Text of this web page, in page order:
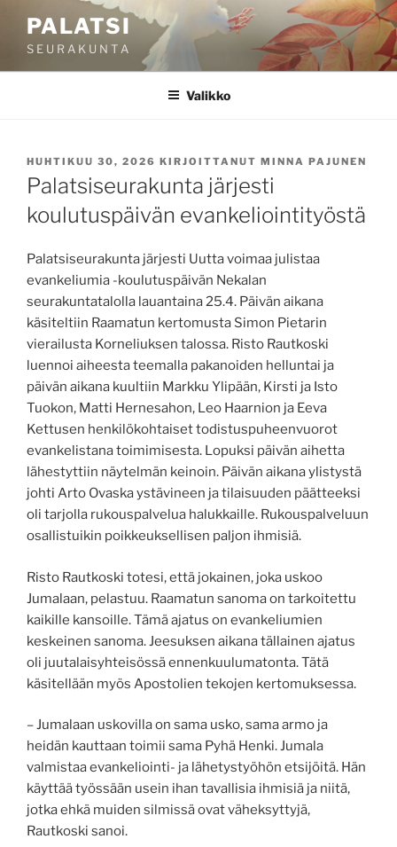
sisältöön
PALATSI
S E U R A K U N T A
Valikko
JULKAISTU
HUHTIKUU 30, 2026 KIRJOITTANUT MINNA PAJUNEN
Palatsiseurakunta järjesti
koulutuspäivän evankeliointityöstä
Palatsiseurakunta järjesti Uutta voimaa julistaa
evankeliumia -koulutuspäivän Nekalan
seurakuntatalolla lauantaina 25.4. Päivän aikana
käsiteltiin Raamatun kertomusta Simon Pietarin
vierailusta Korneliuksen talossa. Risto Rautkoski
luennoi aiheesta teemalla pakanoiden helluntai ja
päivän aikana kuultiin Markku Ylipään, Kirsti ja Isto
Tuokon, Matti Hernesahon, Leo Haarnion ja Eeva
Kettusen henkilökohtaiset todistuspuheenvuorot
evankelistana toimimisesta. Lopuksi päivän aihetta
lähestyttiin näytelmän keinoin. Päivän aikana ylistystä
johti Arto Ovaska ystävineen ja tilaisuuden päätteeksi
oli tarjolla rukouspalvelua halukkaille. Rukouspalveluun
osallistuikin poikkeuksellisen paljon ihmisiä.
Risto Rautkoski totesi, että jokainen, joka uskoo
Jumalaan, pelastuu. Raamatun sanoma on tarkoitettu
kaikille kansoille. Tämä ajatus on evankeliumien
keskeinen sanoma. Jeesuksen aikana tällainen ajatus
oli juutalaisyhteisössä ennenkuulumatonta. Tätä
käsitellään myös Apostolien tekojen kertomuksessa.
– Jumalaan uskovilla on sama usko, sama armo ja
heidän kauttaan toimii sama Pyhä Henki. Jumala
valmistaa evankeliointi- ja lähetystyöhön etsijöitä. Hän
käyttää työssään usein ihan tavallisia ihmisiä ja niitä,
jotka ehkä muiden silmissä ovat väheksyttyjä,
Rautkoski sanoi.